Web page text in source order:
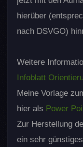
hierüber
nach DSVGO)
Weitere
Infoblatt
Meine Vorlage
hier als Power
Zur Herstellung
ein sehr